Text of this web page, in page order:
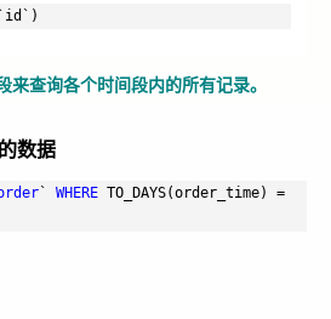
查询各个时间段内的所有记录。
数据
` WHERE TO_DAYS(order_time) =